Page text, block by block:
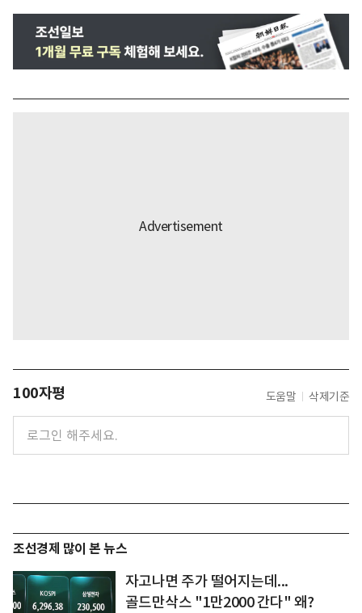
100자평 도움말 삭제기준
조선경제 많이 본 뉴스
자고나면 주가 떨어지는데...
골드만삭스 "1만2000 간다" 왜?